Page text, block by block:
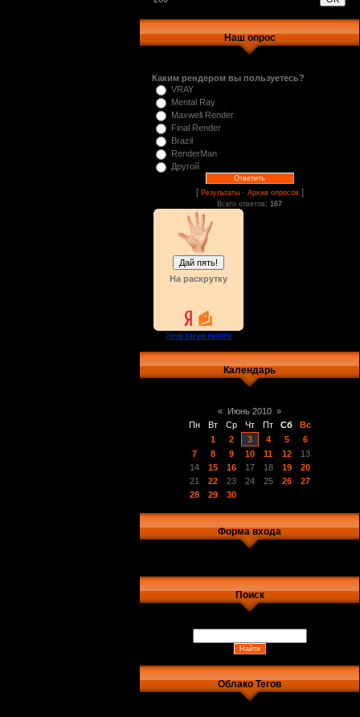
Наш опрос
Каким рендером вы пользуетесь?
VRAY
Mental Ray
Maxwell Render
Final Render
Brazil
RenderMan
Другой
[ Результаты· Архив опросов]
Всего ответов: 167
На раскрутку
Календарь
« Июнь 2010 »
Пн
Вт Ср Чт Пт Сб
Вс
1
2 3 4 5
6
7
8 9 10 11 12
13
14
15 16 17 18 19
20
21
22 23 24 25 26
27
28
29 30
Форма входа
Поиск
Облако Тегов